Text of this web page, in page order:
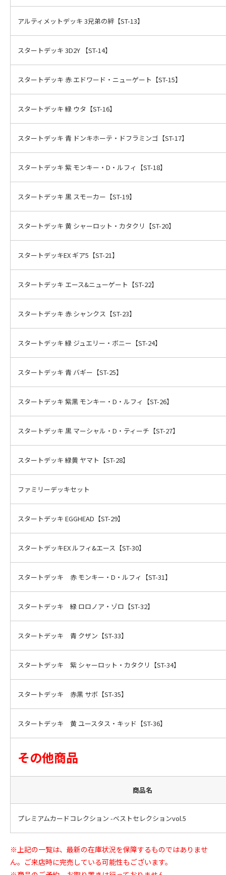
アルティメットデッキ 3兄弟の絆【ST-13】
スタートデッキ 3D2Y 【ST-14】
スタートデッキ 赤 エドワード・ニューゲート【ST-15】
スタートデッキ 緑 ウタ【ST-16】
スタートデッキ 青 ドンキホーテ・ドフラミンゴ【ST-17】
スタートデッキ 紫 モンキー・D・ルフィ【ST-18】
スタートデッキ 黒 スモーカー【ST-19】
スタートデッキ 黄 シャーロット・カタクリ【ST-20】
スタートデッキEX ギア5【ST-21】
スタートデッキ エース&ニューゲート【ST-22】
スタートデッキ 赤 シャンクス【ST-23】
スタートデッキ 緑 ジュエリー・ボニー【ST-24】
スタートデッキ 青 バギー【ST-25】
スタートデッキ 紫黒 モンキー・D・ルフィ【ST-26】
スタートデッキ 黒 マーシャル・D・ティーチ【ST-27】
スタートデッキ 緑黄 ヤマト【ST-28】
ファミリーデッキセット
スタートデッキ EGGHEAD【ST-29】
スタートデッキEX ルフィ&エース【ST-30】
スタートデッキ 赤 モンキー・D・ルフィ【ST-31】
スタートデッキ 緑 ロロノア・ゾロ【ST-32】
スタートデッキ 青 クザン【ST-33】
スタートデッキ 紫 シャーロット・カタクリ【ST-34】
スタートデッキ 赤黒 サボ【ST-35】
スタートデッキ 黄 ユースタス・キッド【ST-36】
その他商品
商品名
プレミアムカードコレクション -ベストセレクションvol.5
※上記の一覧は、最新の在庫状況を保障するものではありませ
ん。ご来店時に完売している可能性もございます。